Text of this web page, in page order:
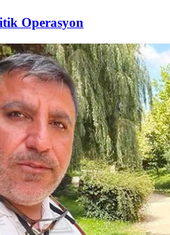
Operasyon